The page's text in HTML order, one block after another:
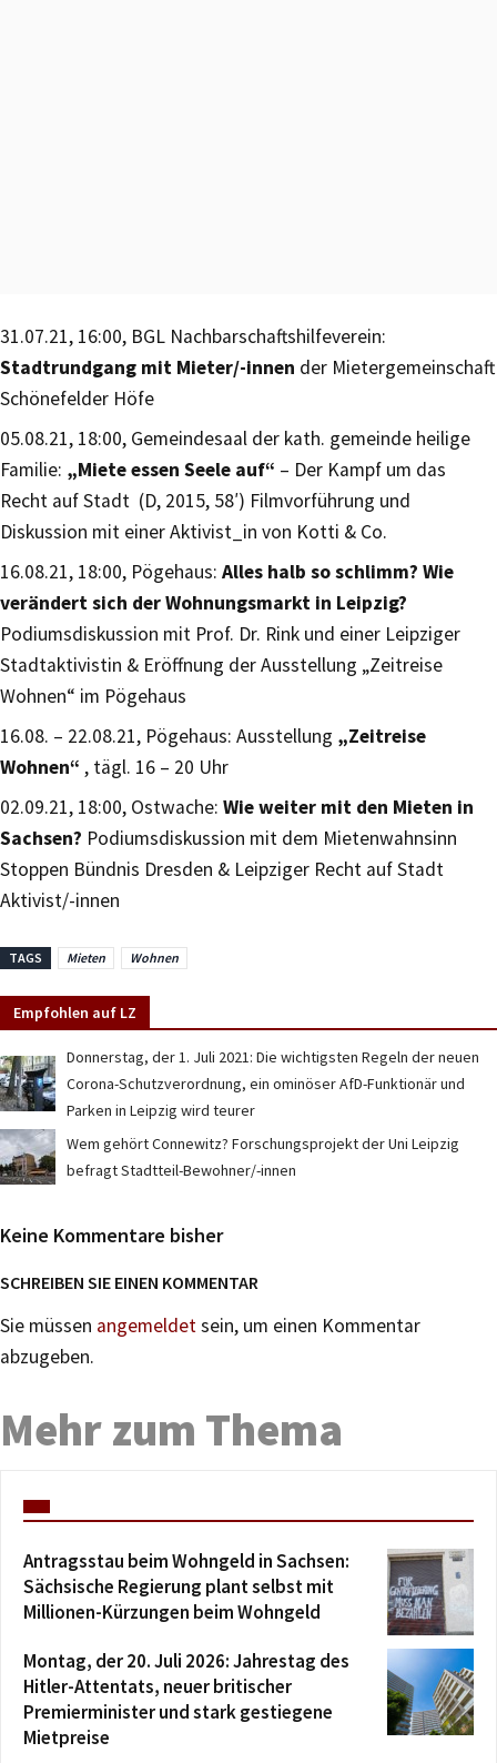
31.07.21, 16:00, BGL Nachbarschaftshilfeverein:
Stadtrundgang mit Mieter/-innen der Mietergemeinschaft
Schönefelder Höfe
05.08.21, 18:00, Gemeindesaal der kath. gemeinde heilige
Familie: „Miete essen Seele auf“ – Der Kampf um das
Recht auf Stadt (D, 2015, 58′) Filmvorführung und
Diskussion mit einer Aktivist_in von Kotti & Co.
16.08.21, 18:00, Pögehaus: Alles halb so schlimm? Wie
verändert sich der Wohnungsmarkt in Leipzig?
Podiumsdiskussion mit Prof. Dr. Rink und einer Leipziger
Stadtaktivistin & Eröffnung der Ausstellung „Zeitreise
Wohnen“ im Pögehaus
16.08. – 22.08.21, Pögehaus: Ausstellung „Zeitreise
Wohnen“ , tägl. 16 – 20 Uhr
02.09.21, 18:00, Ostwache: Wie weiter mit den Mieten in
Sachsen? Podiumsdiskussion mit dem Mietenwahnsinn
Stoppen Bündnis Dresden & Leipziger Recht auf Stadt
Aktivist/-innen
TAGS Mieten Wohnen
Empfohlen auf LZ
Donnerstag, der 1. Juli 2021: Die wichtigsten Regeln der neuen
Corona-Schutzverordnung, ein ominöser AfD-Funktionär und
Parken in Leipzig wird teurer
Wem gehört Connewitz? Forschungsprojekt der Uni Leipzig
befragt Stadtteil-Bewohner/-innen
Keine Kommentare bisher
SCHREIBEN SIE EINEN KOMMENTAR
Sie müssen angemeldetsein, um einen Kommentar
abzugeben.
Mehr zum Thema
Antragsstau beim Wohngeld in Sachsen:
Sächsische Regierung plant selbst mit
Millionen-Kürzungen beim Wohngeld
Montag, der 20. Juli 2026: Jahrestag des
Hitler-Attentats, neuer britischer
Premierminister und stark gestiegene
Mietpreise